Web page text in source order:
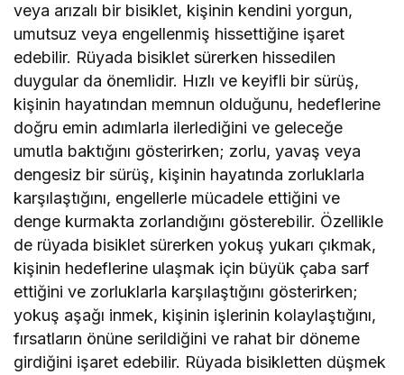
veya arızalı bir bisiklet, kişinin kendini yorgun,
umutsuz veya engellenmiş hissettiğine işaret
edebilir. Rüyada bisiklet sürerken hissedilen
duygular da önemlidir. Hızlı ve keyifli bir sürüş,
kişinin hayatından memnun olduğunu, hedeflerine
doğru emin adımlarla ilerlediğini ve geleceğe
umutla baktığını gösterirken; zorlu, yavaş veya
dengesiz bir sürüş, kişinin hayatında zorluklarla
karşılaştığını, engellerle mücadele ettiğini ve
denge kurmakta zorlandığını gösterebilir. Özellikle
de rüyada bisiklet sürerken yokuş yukarı çıkmak,
kişinin hedeflerine ulaşmak için büyük çaba sarf
ettiğini ve zorluklarla karşılaştığını gösterirken;
yokuş aşağı inmek, kişinin işlerinin kolaylaştığını,
fırsatların önüne serildiğini ve rahat bir döneme
girdiğini işaret edebilir. Rüyada bisikletten düşmek